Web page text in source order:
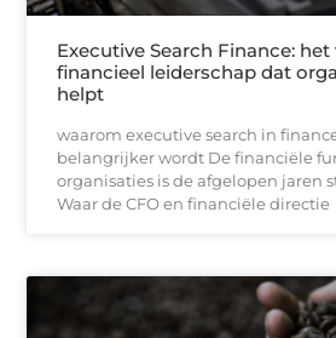
Executive Search Finance:
financieel leiderschap dat
helpt
waarom executive search in
belangrijker wordt De financiële
organisaties is de afgelopen jaren
Waar de CFO en financiële directie